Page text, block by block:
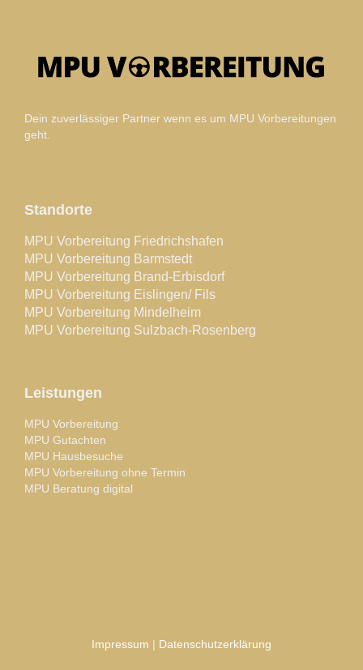
Dein zuverlässiger Partner wenn es um MPU Vorbereitungen
geht.
Standorte
MPU Vorbereitung Friedrichshafen
MPU Vorbereitung Barmstedt
MPU Vorbereitung Brand-Erbisdorf
MPU Vorbereitung Eislingen/ Fils
MPU Vorbereitung Mindelheim
MPU Vorbereitung Sulzbach-Rosenberg
Leistungen
MPU Vorbereitung
MPU Gutachten
MPU Hausbesuche
MPU Vorbereitung ohne Termin
MPU Beratung digital
Impressum Datenschutzerklärung